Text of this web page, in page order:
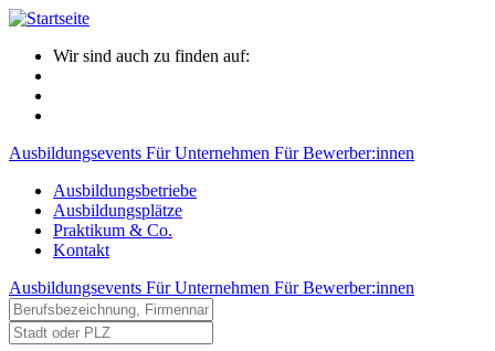
Wir sind auch zu finden auf:
Ausbildungsevents Für Unternehmen Für Bewerber:innen
Ausbildungsbetriebe
Ausbildungsplätze
Praktikum & Co.
Kontakt
Ausbildungsevents Für Unternehmen Für Bewerber:innen